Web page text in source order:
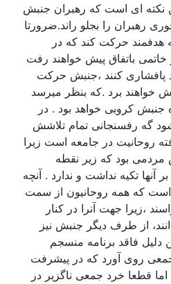
ای است که رهبران جنبش
رهبران را بجلو راند.ضرورتا
هدفمند حرکت کند که در
باتفاق پیش خواهند رفت
پافشاری کنند ،جنبش حرکت
خواهند برد .که بنظر میرسد
جنبش کروبی خواهد بود . در
گه رفسنجانی تمام تلاشش
روحانیت در جامعه است زیرا
مردمی بود که زیر نقطه
تکیه نداشت و ندارد . آنچه
است که همه روحانیون از سمت
،زیرا جهت آنرا در کنار
از طرف دیگر جنبش نیز
دلیل فاقد برنامه منسجم
روی آورد که در پیشرفت
قطعا خرد جمعی ناگزیر در